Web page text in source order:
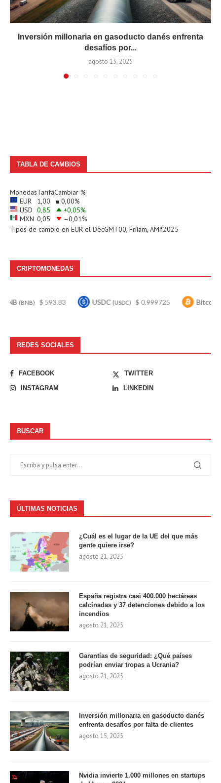
Inversión millonaria en gasoducto danés enfrenta
desafíos por...
agosto 15, 2025
TABLA DE CAMBIOS
MonedasTarifaCambiar %
EUR
1,00 0,00%
USD 0,85 +0,05%
MXN 0,05 –0,01%
Tipos de cambio en EUR el DecGMT00, Friíam, AMñ2025
CRIPTOMONEDAS
$ 593.83 USDC(USDC) $ 0.999725 Bitcoin(BTC) $
REDES SOCIALES
FACEBOOK
TWITTER
INSTAGRAM
LINKEDIN
BUSCAR
ÚLTIMAS NOTICIAS
¿Cuál es el lugar de la UE del que más
gente quiere irse?
agosto 21, 2025
España registra casi 400.000 hectáreas
calcinadas y 37 detenciones debido a los
incendios
agosto 21, 2025
Garantías de seguridad: ¿Qué países
podrían enviar tropas a Ucrania?
agosto 21, 2025
Inversión millonaria en gasoducto danés
enfrenta desafíos por falta de clientes
agosto 15, 2025
Nvidia invierte 1.000 millones en startups